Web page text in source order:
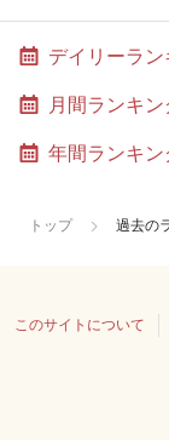
デイリーラ
月間ランキン
年間ランキン
トップ 過去の
このサイトについて